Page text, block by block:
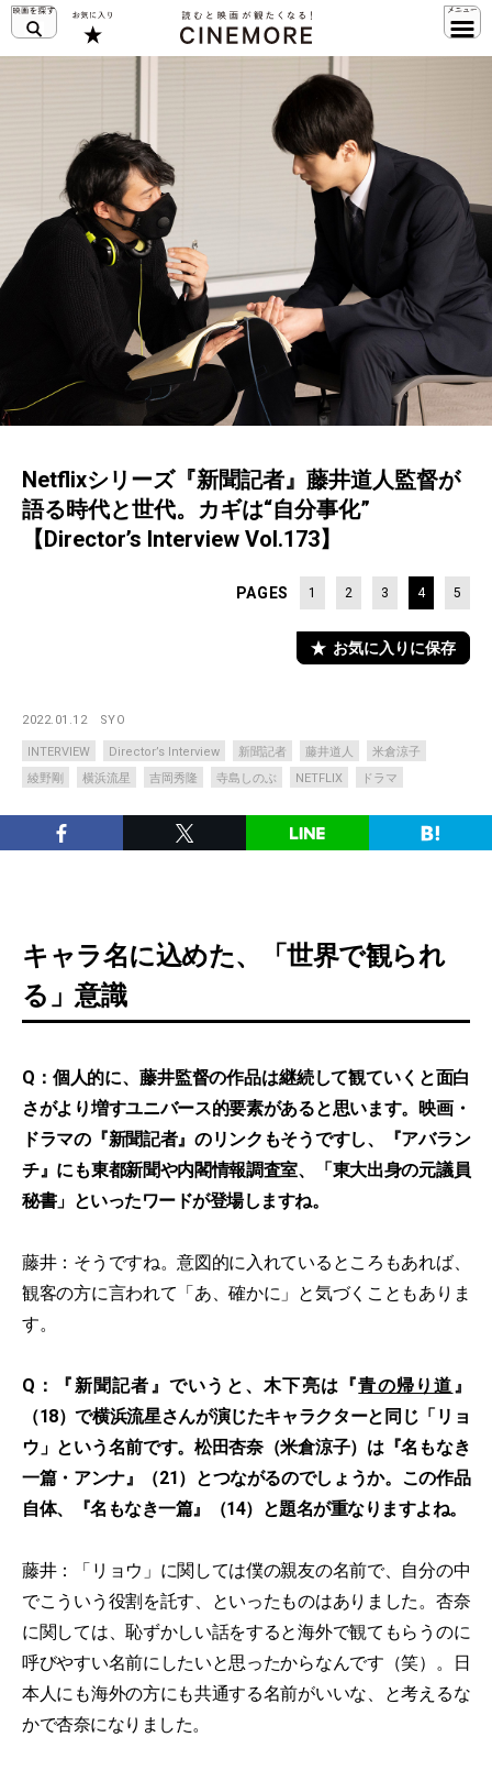
Netflixシリーズ『新聞記者』藤井道人監督が
語る時代と世代。カギは“自分事化”
【Director’s Interview Vol.173】
PAGES 1 2 3 4 5
お気に入りに保存
2022.01.12 SYO
INTERVIEW Director’s Interview 新聞記者 藤井道人
米倉涼子
綾野剛
横浜流星 吉岡秀隆 寺島しのぶ NETFLIX ドラマ
キャラ名に込めた、「世界で観られ
る」意識
Q：個人的に、藤井監督の作品は継続して観ていくと面白
さがより増すユニバース的要素があると思います。映画・
ドラマの『新聞記者』のリンクもそうですし、『アバラン
チ』にも東都新聞や内閣情報調査室、「東大出身の元議員
秘書」といったワードが登場しますね。
藤井：そうですね。意図的に入れているところもあれば、
観客の方に言われて「あ、確かに」と気づくこともありま
す。
Q：『新聞記者』でいうと、木下亮は『青の帰り道』
（18）で横浜流星さんが演じたキャラクターと同じ「リョ
ウ」という名前です。松田杏奈（米倉涼子）は『名もなき
一篇・アンナ』（21）とつながるのでしょうか。この作品
自体、『名もなき一篇』（14）と題名が重なりますよね。
藤井：「リョウ」に関しては僕の親友の名前で、自分の中
でこういう役割を託す、といったものはありました。杏奈
に関しては、恥ずかしい話をすると海外で観てもらうのに
呼びやすい名前にしたいと思ったからなんです（笑）。日
本人にも海外の方にも共通する名前がいいな、と考えるな
かで杏奈になりました。